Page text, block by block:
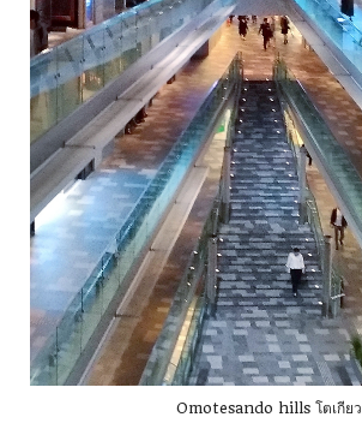
Omotesando hills โตเกียว